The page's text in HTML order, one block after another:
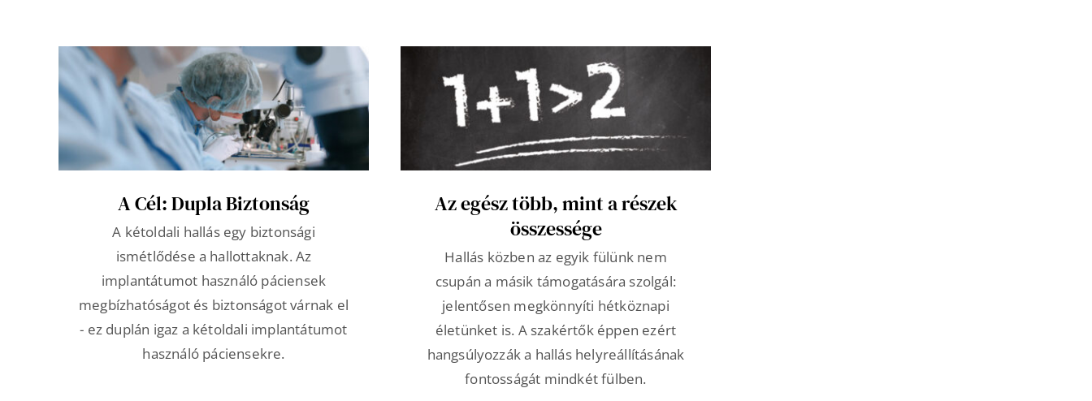
A Cél: Dupla Biztonság
A kétoldali hallás egy biztonsági
ismétlődése a hallottaknak. Az
implantátumot használó páciensek
megbízhatóságot és biztonságot várnak el
- ez duplán igaz a kétoldali implantátumot
használó páciensekre.
Az egész több, mint a részek
összessége
Hallás közben az egyik fülünk nem
csupán a másik támogatására szolgál:
jelentősen megkönnyíti hétköznapi
életünket is. A szakértők éppen ezért
hangsúlyozzák a hallás helyreállításának
fontosságát mindkét fülben.